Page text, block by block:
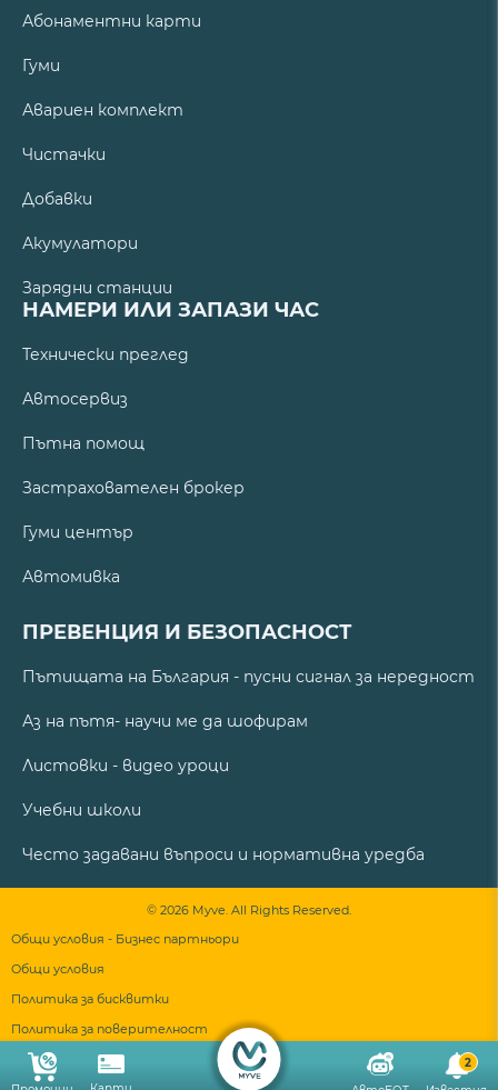
2
Абонаментни карти
Гуми
Авариен комплект
Чистачки
Добавки
Акумулатори
Зарядни станции
НАМЕРИ ИЛИ ЗАПАЗИ ЧАС
Технически преглед
Автосервиз
Пътна помощ
Застрахователен брокер
Гуми център
Автомивка
ПРЕВЕНЦИЯ И БЕЗОПАСНОСТ
Пътищата на България - пусни сигнал за нередност
Аз на пътя- научи ме да шофирам
Листовки - видео уроци
Учебни школи
Често задавани въпроси и нормативна уредба
© 2026 Myve. All Rights Reserved.
Общи условия - Бизнес партньори
Общи условия
Политика за бисквитки
Политика за поверителност